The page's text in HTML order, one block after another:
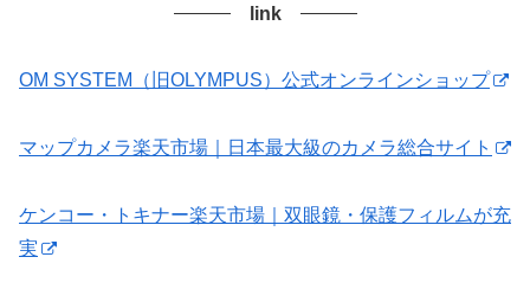
link
OM SYSTEM（旧OLYMPUS）公式オンラインショップ
マップカメラ楽天市場｜日本最大級のカメラ総合サイト
ケンコー・トキナー楽天市場｜双眼鏡・保護フィルムが充
実